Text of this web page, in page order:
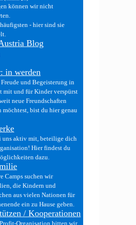
können wir nicht
- hier sind sie
Blog
in werden
und Begeisterung in
mit und für Kinder verspürst
neue Freundschaften
möchtest, bist du hier genau
uns aktiv mit, beteilige dich
Hier findest du
dazu.
Camps suchen wir
die Kindern und
aus vielen Nationen für
ein zu Hause geben.
/ Kooperationen
Organisation bitten wir